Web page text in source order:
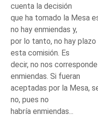
cuenta la decisión
que ha tomado la Mesa
no hay enmiendas y,
por lo tanto, no hay
esta comisión. Es
decir, no nos
enmiendas. Si fueran
aceptadas por la Mesa,
no, pues no
habría enmiendas...